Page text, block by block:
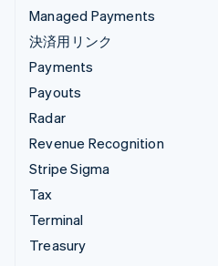
Managed Payments
決済用リンク
Payments
Payouts
Radar
Revenue Recognition
Stripe Sigma
Tax
Terminal
Treasury